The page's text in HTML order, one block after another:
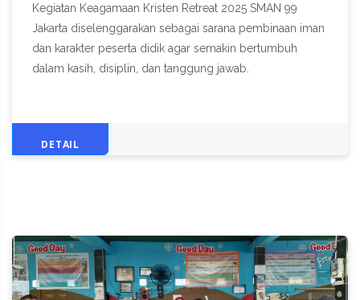
Kegiatan Keagamaan Kristen Retreat 2025 SMAN 99
Jakarta diselenggarakan sebagai sarana pembinaan iman
dan karakter peserta didik agar semakin bertumbuh
dalam kasih, disiplin, dan tanggung jawab.
DETAIL